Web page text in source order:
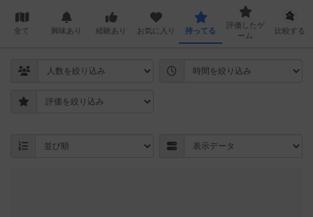
全て 興味あり 経験あり お気に入り 持ってる
評価したゲ
ーム
比較する